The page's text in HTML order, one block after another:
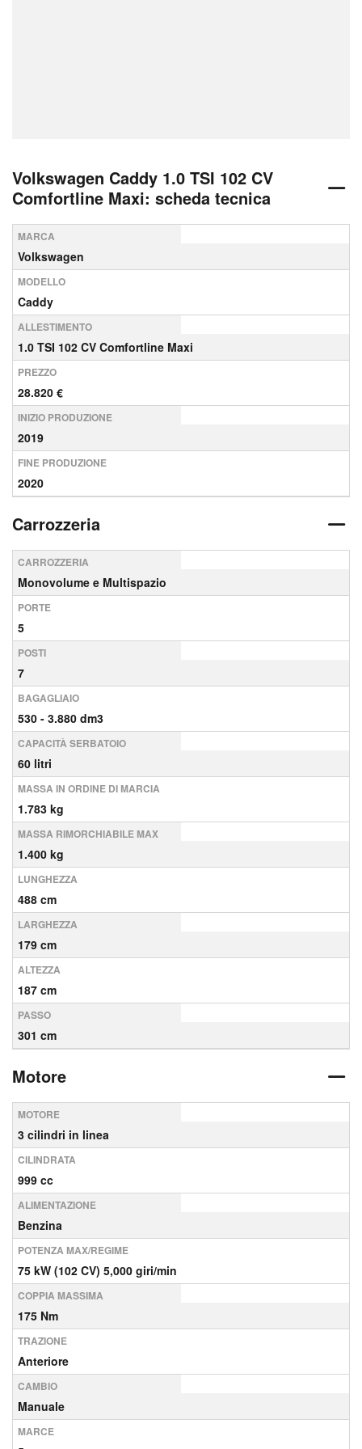
Volkswagen Caddy 1.0 TSI 102 CV
Comfortline Maxi: scheda tecnica
MARCA
Volkswagen
MODELLO
Caddy
ALLESTIMENTO
1.0 TSI 102 CV Comfortline Maxi
PREZZO
28.820 €
INIZIO PRODUZIONE
2019
FINE PRODUZIONE
2020
Carrozzeria
CARROZZERIA
Monovolume e Multispazio
PORTE
5
POSTI
7
BAGAGLIAIO
530 - 3.880 dm3
CAPACITÀ SERBATOIO
60 litri
MASSA IN ORDINE DI MARCIA
1.783 kg
MASSA RIMORCHIABILE MAX
1.400 kg
LUNGHEZZA
488 cm
LARGHEZZA
179 cm
ALTEZZA
187 cm
PASSO
301 cm
Motore
MOTORE
3 cilindri in linea
CILINDRATA
999 cc
ALIMENTAZIONE
Benzina
POTENZA MAX/REGIME
75 kW (102 CV) 5,000 giri/min
COPPIA MASSIMA
175 Nm
TRAZIONE
Anteriore
CAMBIO
Manuale
MARCE